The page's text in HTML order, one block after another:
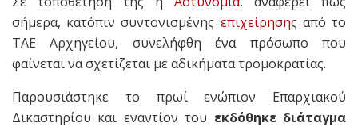
σήμερα, κατόπιν συντονισμένης επιχείρησης από το
ΤΑΕ Αρχηγείου, συνελήφθη ένα πρόσωπο που
φαίνεται να σχετίζεται με αδικήματα τρομοκρατίας.
Παρουσιάστηκε το πρωί ενώπιον Επαρχιακού
Δικαστηρίου και εναντίον του εκδόθηκε διάταγμα